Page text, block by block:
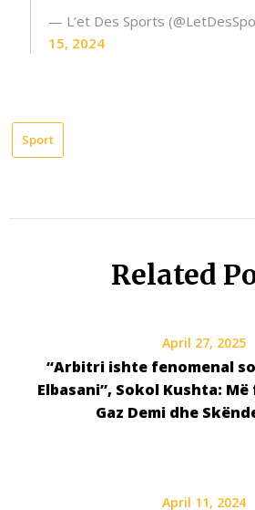
— L’et Des Sports
15, 2024
Sport
Related
April 27, 2025
“Arbitri ishte fenomenal
Elbasani”, Sokol Kushta:
Gaz Demi dhe
April 11, 2024